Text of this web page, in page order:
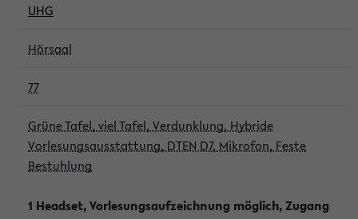
UHG
Hörsaal
77
Grüne Tafel, viel Tafel, Verdunklung, Hybride
Vorlesungsausstattung, DTEN D7, Mikrofon, Feste
Bestuhlung
1 Headset, Vorlesungsaufzeichnung möglich, Zugang